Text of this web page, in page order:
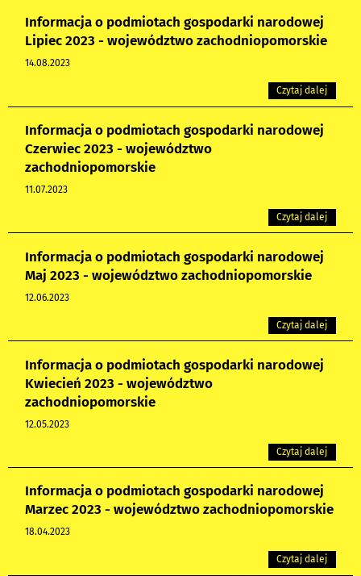
Informacja o podmiotach gospodarki narodowej
Lipiec 2023 - województwo zachodniopomorskie
14.08.2023
Czytaj dalej
Informacja o podmiotach gospodarki narodowej
Czerwiec 2023 - województwo
zachodniopomorskie
11.07.2023
Czytaj dalej
Informacja o podmiotach gospodarki narodowej
Maj 2023 - województwo zachodniopomorskie
12.06.2023
Czytaj dalej
Informacja o podmiotach gospodarki narodowej
Kwiecień 2023 - województwo
zachodniopomorskie
12.05.2023
Czytaj dalej
Informacja o podmiotach gospodarki narodowej
Marzec 2023 - województwo zachodniopomorskie
18.04.2023
Czytaj dalej